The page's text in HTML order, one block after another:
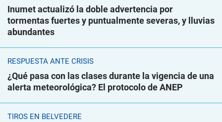
Inumet actualizó la doble advertencia por
tormentas fuertes y puntualmente severas, y lluvias
abundantes
RESPUESTA ANTE CRISIS
¿Qué pasa con las clases durante la vigencia de una
alerta meteorológica? El protocolo de ANEP
TIROS EN BELVEDERE